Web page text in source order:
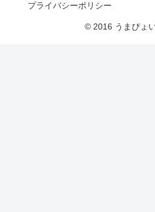
プライバシーポリシー
© 2016 うまぴょ